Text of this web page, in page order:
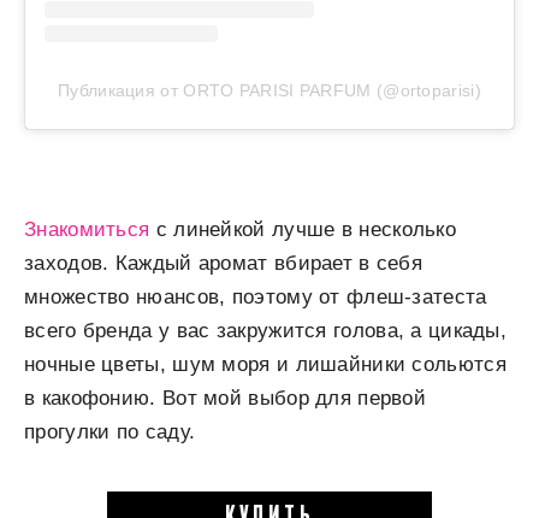
Публикация от ORTO PARISI PARFUM (@ortoparisi)
Знакомиться с линейкой лучше в несколько
заходов. Каждый аромат вбирает в себя
множество нюансов, поэтому от флеш-затеста
всего бренда у вас закружится голова, а цикады,
ночные цветы, шум моря и лишайники сольются
в какофонию. Вот мой выбор для первой
прогулки по саду.